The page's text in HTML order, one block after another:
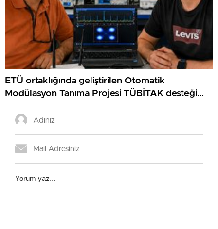
ETÜ ortaklığında geliştirilen Otomatik
Modülasyon Tanıma Projesi TÜBİTAK desteği
aldı..